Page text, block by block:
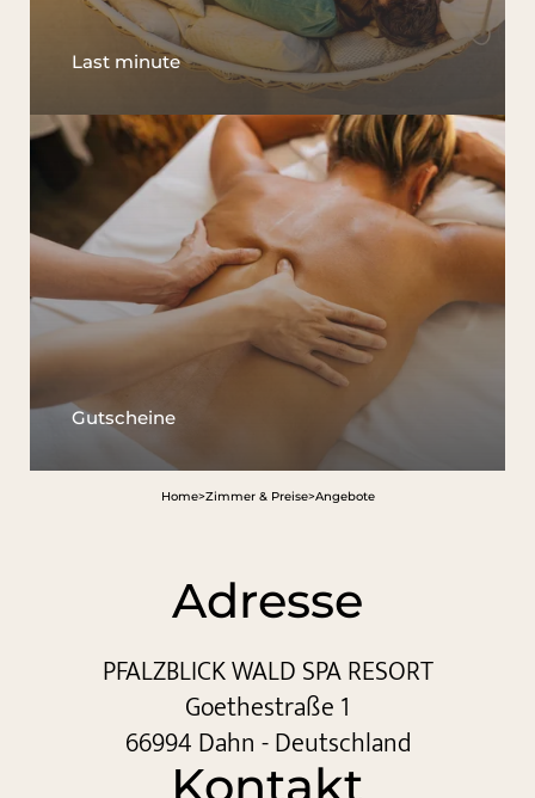
Last minute
Gutscheine
Home>Zimmer & Preise>Angebote
Adresse
PFALZBLICK WALD SPA RESORT
Goethestraße 1
66994 Dahn - Deutschland
Kontakt